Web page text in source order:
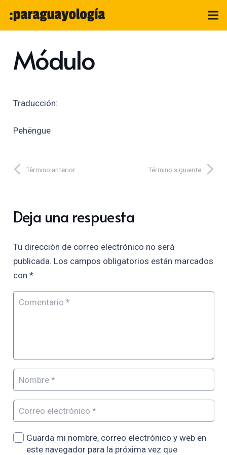
Módulo
Traducción:
Pehëngue
Término anterior Término siguiente
Deja una respuesta
Tu dirección de correo electrónico no será
publicada. Los campos obligatorios están marcados
con *
Guarda mi nombre, correo electrónico y web en
este navegador para la próxima vez que